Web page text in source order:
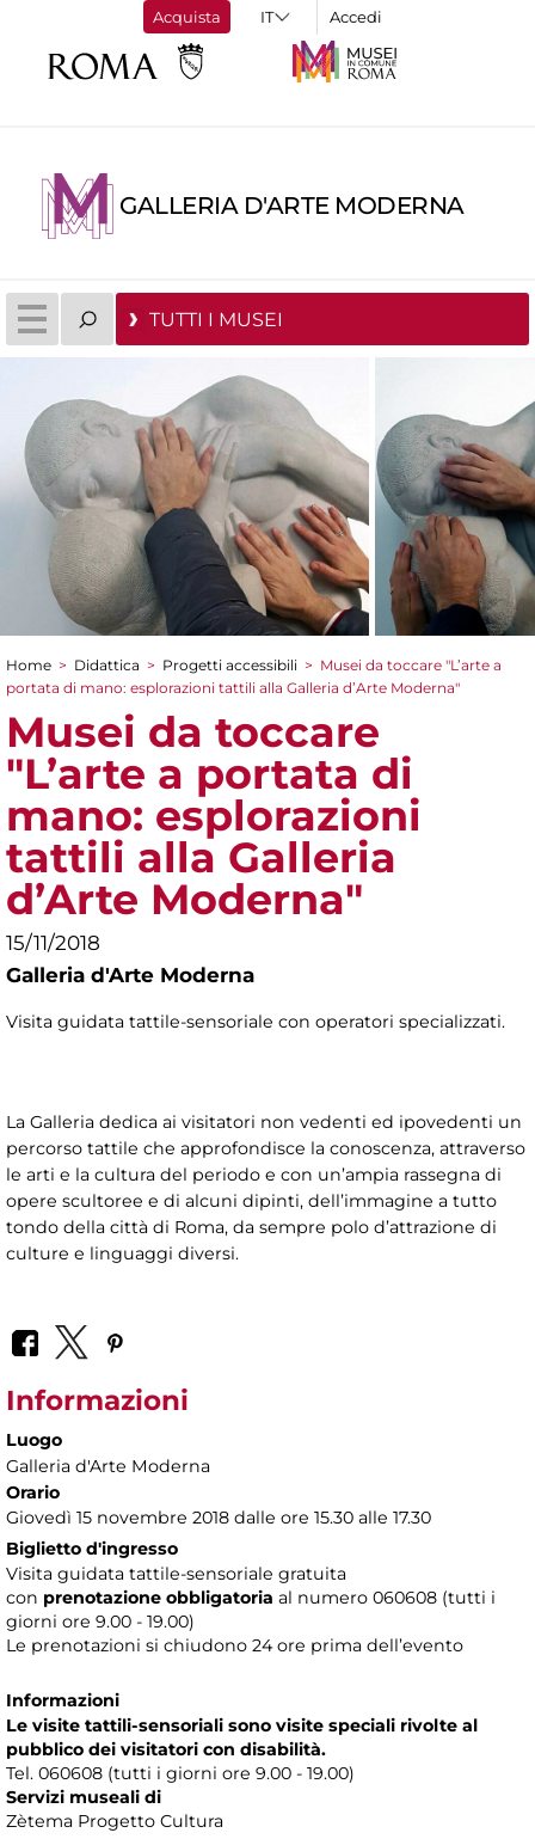
Acquista Accedi
GALLERIA D'ARTE MODERNA
TUTTI I MUSEI
Tu sei qui
Home > Didattica > Progetti accessibili > Musei da toccare "L’arte a
portata di mano: esplorazioni tattili alla Galleria d’Arte Moderna"
Musei da toccare
"L’arte a portata di
mano: esplorazioni
tattili alla Galleria
d’Arte Moderna"
15/11/2018
Galleria d'Arte Moderna
Visita guidata tattile-sensoriale con operatori specializzati.
La Galleria dedica ai visitatori non vedenti ed ipovedenti un
percorso tattile che approfondisce la conoscenza, attraverso
le arti e la cultura del periodo e con un’ampia rassegna di
opere scultoree e di alcuni dipinti, dell’immagine a tutto
tondo della città di Roma, da sempre polo d’attrazione di
culture e linguaggi diversi.
Informazioni
Luogo
Galleria d'Arte Moderna
Orario
Giovedì 15 novembre 2018 dalle ore 15.30 alle 17.30
Biglietto d'ingresso
Visita guidata tattile-sensoriale gratuita
con prenotazione obbligatoria al numero 060608 (tutti i
giorni ore 9.00 - 19.00)
Le prenotazioni si chiudono 24 ore prima dell’evento
Informazioni
Le visite tattili-sensoriali sono visite speciali rivolte al
pubblico dei visitatori con disabilità.
Tel. 060608 (tutti i giorni ore 9.00 - 19.00)
Servizi museali di
Zètema Progetto Cultura